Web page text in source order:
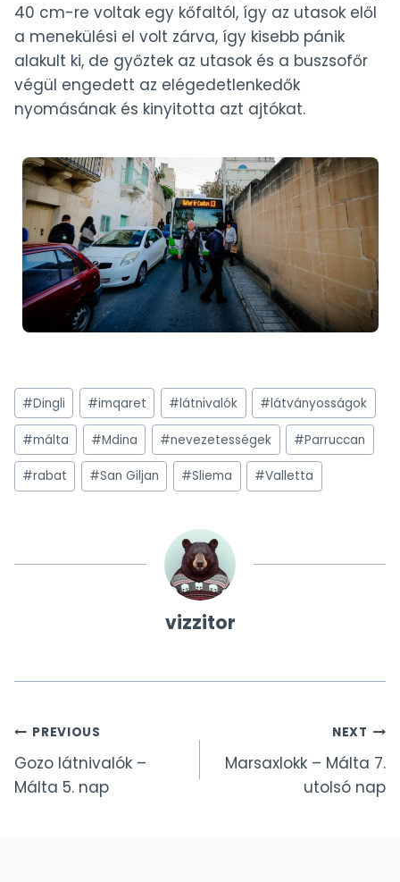
40 cm-re voltak egy kőfaltól, így az utasok elől
a menekülési el volt zárva, így kisebb pánik
alakult ki, de győztek az utasok és a buszsofőr
végül engedett az elégedetlenkedők
nyomásának és kinyitotta azt ajtókat.
Post
Tags:
#Dingli #imqaret #látnivalók #látványosságok
#málta #Mdina #nevezetességek #Parruccan
#rabat #San Giljan #Sliema #Valletta
vizzitor
Bejegyzés
navigáció
PREVIOUS
Gozo látnivalók –
Málta 5. nap
NEXT
Marsaxlokk – Málta 7.
utolsó nap